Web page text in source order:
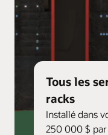
Tous les
racks
Installé dans
250 000 $